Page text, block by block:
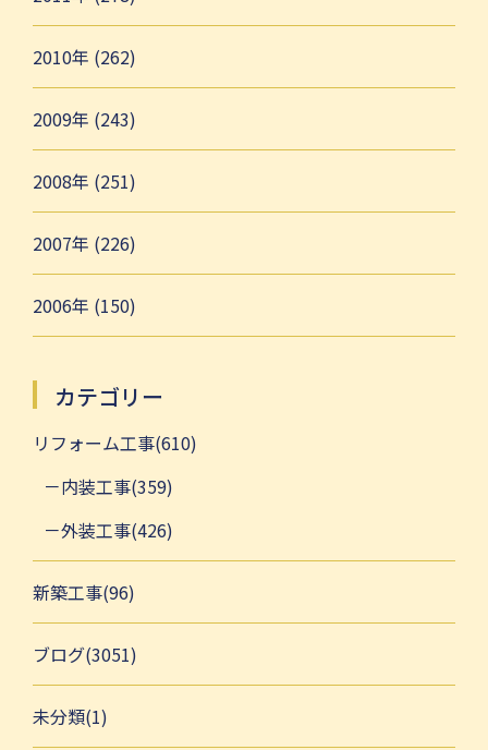
2010年 (262)
2009年 (243)
2008年 (251)
2007年 (226)
2006年 (150)
カテゴリー
リフォーム工事(610)
内装工事(359)
外装工事(426)
新築工事(96)
ブログ(3051)
未分類(1)